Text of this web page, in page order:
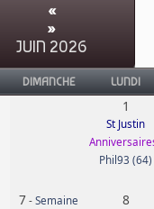
«
»
JUIN 2026
DIMANCHE LUNDI
1
St Justin
Phil93 (64)
7- Semaine
8